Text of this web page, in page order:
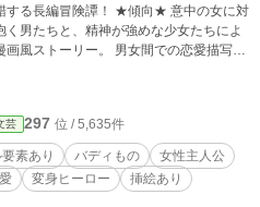
譚！ ★傾向★ 意中の女に対
く男たちと、精神が強めな少女たちによ
画風ストーリー。 男女間での恋愛描写が
ながらも乙女向けに近い要素がありま
芸 297 位 / 5,635件
素あり バディもの
女性主人公
変身ヒーロー 挿絵あり